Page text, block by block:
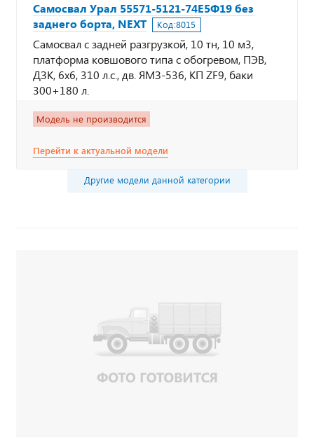
Самосвал Урал 55571-5121-74Е5Ф19 без
заднего борта, NEXT
Код:8015
Самосвал с задней разгрузкой, 10 тн, 10 м3,
платформа ковшового типа с обогревом, ПЭВ,
ДЗК, 6х6, 310 л.с., дв. ЯМЗ-536, КП ZF9, баки
300+180 л.
Модель не производится
Перейти к актуальной модели
Другие модели данной категории